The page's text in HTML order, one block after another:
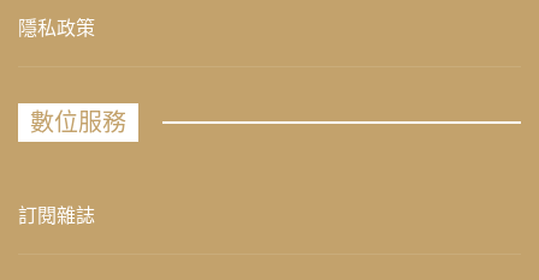
隱私政策
數位服務
訂閱雜誌